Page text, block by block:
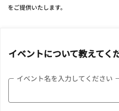
をご提供いたします。
イベントについて教えてく
イベント名を入力してください